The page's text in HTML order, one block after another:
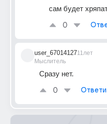
сам будет
0
user_67014127
Мыслитель
11лет
Сразу нет.
0